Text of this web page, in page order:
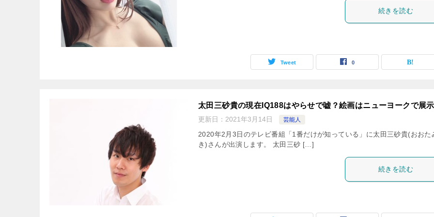
続きを読む
Tweet 0
太田三砂貴の現在IQ188はやらせで嘘？絵画はニューヨークで展
更新日： 2021年3月14日 芸能人
2020年2月3日のテレビ番組「1番だけが知っている」に太田三砂貴(おおた
き)さんが出演します。 太田三砂 […]
続きを読む